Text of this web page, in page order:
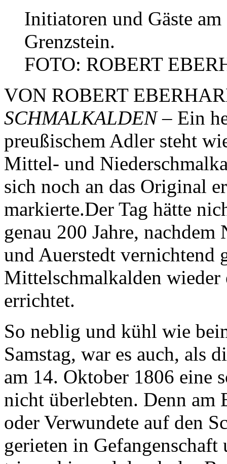
Initiatoren und Gäste
Grenzstein.
FOTO: ROBERT
VON ROBERT
SCHMALKALDEN – Ein
preußischem Adler steht
Mittel- und
sich noch an das Original
markierte.Der Tag hätte
genau 200 Jahre, nachdem
und Auerstedt vernichtend
Mittelschmalkalden wieder
errichtet.
So neblig und kühl wie
Samstag, war es auch, als
am 14. Oktober 1806 eine
nicht überlebten. Denn am
oder Verwundete auf den
gerieten in